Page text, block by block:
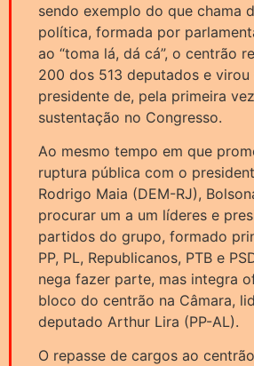
sendo exemplo do que chama
política, formada por
ao “toma lá, dá cá”, o centrão
200 dos 513 deputados e virou
presidente de, pela primeira
sustentação no Congresso.
Ao mesmo tempo em que
ruptura pública com o
Rodrigo Maia (DEM-RJ),
procurar um a um líderes e
partidos do grupo, formado
PP, PL, Republicanos, PTB e
nega fazer parte, mas integra
bloco do centrão na Câmara,
deputado Arthur Lira (PP-AL).
O repasse de cargos ao